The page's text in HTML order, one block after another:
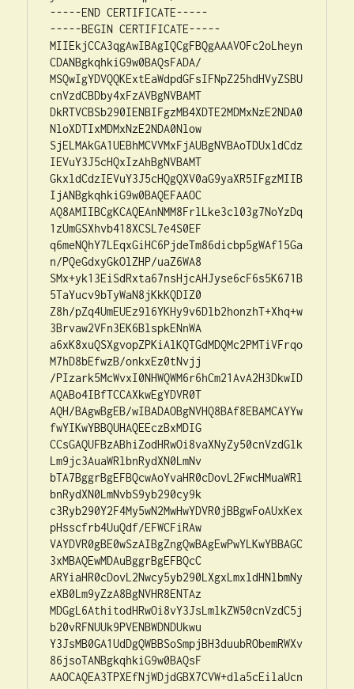
-----END CERTIFICATE-----
-----BEGIN CERTIFICATE-----
MIIEkjCCA3qgAwIBAgIQCgFBQgAAAVOFc2oLheyn
CDANBgkqhkiG9w0BAQsFADA/
MSQwIgYDVQQKExtEaWdpdGFsIFNpZ25hdHVyZSBU
cnVzdCBDby4xFzAVBgNVBAMT
DkRTVCBSb290IENBIFgzMB4XDTE2MDMxNzE2NDA0
NloXDTIxMDMxNzE2NDA0Nlow
SjELMAkGA1UEBhMCVVMxFjAUBgNVBAoTDUxldCdz
IEVuY3J5cHQxIzAhBgNVBAMT
GkxldCdzIEVuY3J5cHQgQXV0aG9yaXR5IFgzMIIB
IjANBgkqhkiG9w0BAQEFAAOC
AQ8AMIIBCgKCAQEAnNMM8FrlLke3cl03g7NoYzDq
1zUmGSXhvb418XCSL7e4S0EF
q6meNQhY7LEqxGiHC6PjdeTm86dicbp5gWAf15Ga
n/PQeGdxyGkOlZHP/uaZ6WA8
SMx+yk13EiSdRxta67nsHjcAHJyse6cF6s5K671B
5TaYucv9bTyWaN8jKkKQDIZ0
Z8h/pZq4UmEUEz9l6YKHy9v6Dlb2honzhT+Xhq+w
3Brvaw2VFn3EK6BlspkENnWA
a6xK8xuQSXgvopZPKiAlKQTGdMDQMc2PMTiVFrqo
M7hD8bEfwzB/onkxEz0tNvjj
/PIzark5McWvxI0NHWQWM6r6hCm21AvA2H3DkwID
AQABo4IBfTCCAXkwEgYDVR0T
AQH/BAgwBgEB/wIBADAOBgNVHQ8BAf8EBAMCAYYw
fwYIKwYBBQUHAQEEczBxMDIG
CCsGAQUFBzABhiZodHRwOi8vaXNyZy50cnVzdGlk
Lm9jc3AuaWRlbnRydXN0LmNv
bTA7BggrBgEFBQcwAoYvaHR0cDovL2FwcHMuaWRl
bnRydXN0LmNvbS9yb290cy9k
c3Ryb290Y2F4My5wN2MwHwYDVR0jBBgwFoAUxKex
pHsscfrb4UuQdf/EFWCFiRAw
VAYDVR0gBE0wSzAIBgZngQwBAgEwPwYLKwYBBAGC
3xMBAQEwMDAuBggrBgEFBQcC
ARYiaHR0cDovL2Nwcy5yb290LXgxLmxldHNlbmNy
eXB0Lm9yZzA8BgNVHR8ENTAz
MDGgL6AthitodHRwOi8vY3JsLmlkZW50cnVzdC5j
b20vRFNUUk9PVENBWDNDUkwu
Y3JsMB0GA1UdDgQWBBSoSmpjBH3duubRObemRWXv
86jsoTANBgkqhkiG9w0BAQsF
AAOCAQEA3TPXEfNjWDjdGBX7CVW+dla5cEilaUcn